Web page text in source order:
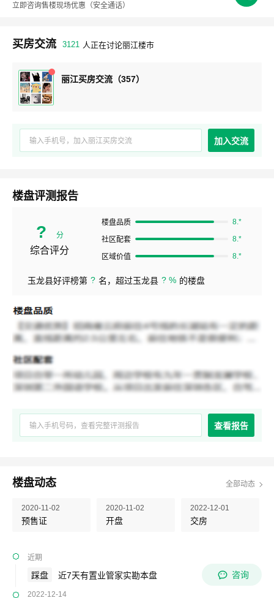
立即咨询售楼现场优惠 （安全通话）
买房交流 3121 人正在讨论丽江楼市
丽江买房交流（357）
加入交流
楼盘评测报告
? 分
综合评分
玉龙县好评榜第 ? 名，超过玉龙县 ? % 的楼盘
楼盘品质 8.*
社区配套 8.*
区域价值 8.*
查看报告
楼盘动态 全部动态
2020-11-02
预售证
2020-11-02
开盘
2022-12-01
交房
近期
踩盘 近7天有置业管家实勘本盘 咨询
2022-12-14